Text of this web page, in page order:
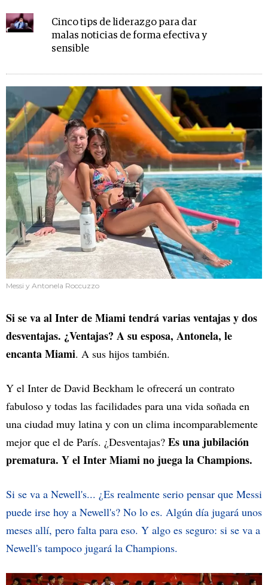
Cinco tips de liderazgo para dar
malas noticias de forma efectiva y
sensible
Messi y Antonela Roccuzzo
Si se va al Inter de Miami tendrá varias ventajas y dos
desventajas. ¿Ventajas? A su esposa, Antonela, le
encanta Miami. A sus hijos también.
Y el Inter de David Beckham le ofrecerá un contrato
fabuloso y todas las facilidades para una vida soñada en
una ciudad muy latina y con un clima incomparablemente
mejor que el de París. ¿Desventajas? Es una jubilación
prematura. Y el Inter Miami no juega la Champions.
Si se va a Newell's... ¿Es realmente serio pensar que Messi
puede irse hoy a Newell's? No lo es. Algún día jugará unos
meses allí, pero falta para eso. Y algo es seguro: si se va a
Newell's tampoco jugará la Champions.